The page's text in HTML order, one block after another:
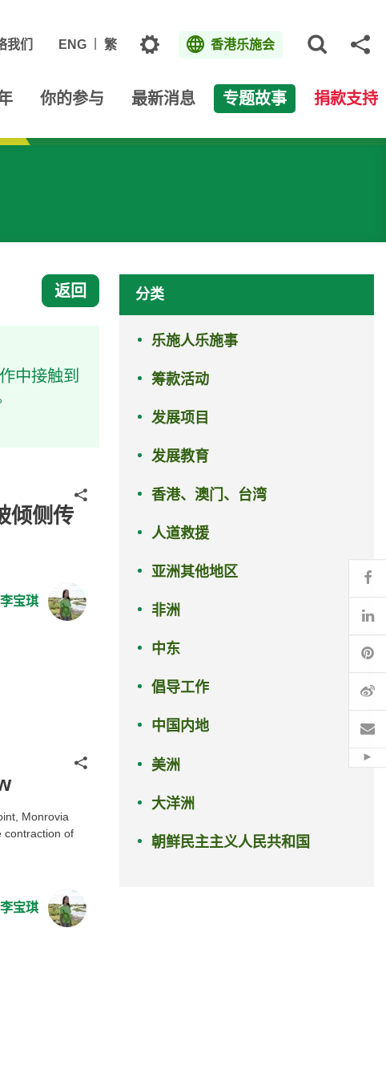
我们 ENG 繁 主题 香港乐施会
你的参与 最新消息 专题故事 捐款支持
返回
中接触到
倾侧传
李宝琪
分享
Monrovia
contraction of
李宝琪
分享
分类
乐施人乐施事
筹款活动
发展项目
发展教育
香港、澳门、台湾
人道救援
亚洲其他地区
非洲
中东
倡导工作
中国内地
美洲
大洋洲
朝鲜民主主义人民共和国